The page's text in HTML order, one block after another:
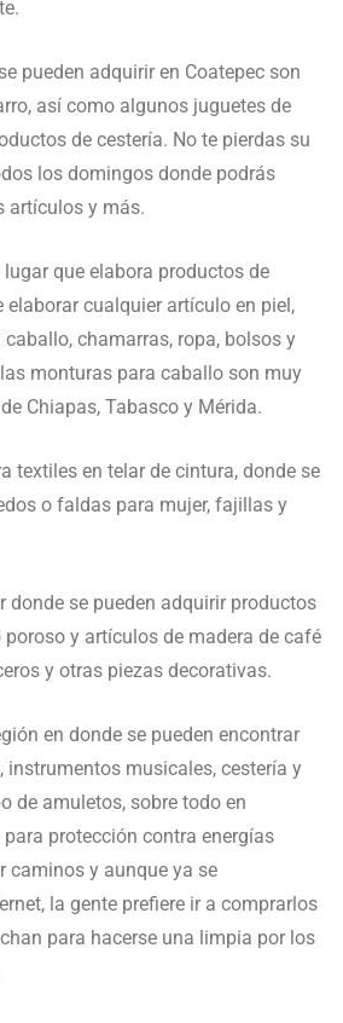
pueden adquirir en Coatepec son
así como algunos juguetes de
de cestería. No te pierdas su
los domingos donde podrás
artículos y más.
lugar que elabora productos de
elaborar cualquier artículo en piel,
chamarras, ropa, bolsos y
monturas para caballo son muy
Chiapas, Tabasco y Mérida.
textiles en telar de cintura, donde se
o faldas para mujer, fajillas y
donde se pueden adquirir productos
y artículos de madera de café
y otras piezas decorativas.
en donde se pueden encontrar
instrumentos musicales, cestería y
de amuletos, sobre todo en
para protección contra energías
caminos y aunque ya se
la gente prefiere ir a comprarlos
para hacerse una limpia por los